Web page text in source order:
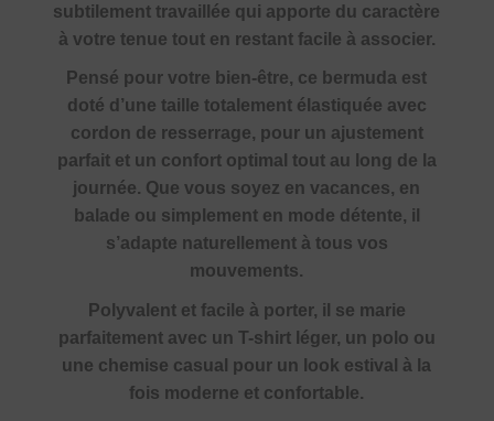
subtilement travaillée qui apporte du caractère
à votre tenue tout en restant facile à associer.
Pensé pour votre bien-être, ce bermuda est
doté d’une taille totalement élastiquée avec
cordon de resserrage, pour un ajustement
parfait et un confort optimal tout au long de la
journée. Que vous soyez en vacances, en
balade ou simplement en mode détente, il
s’adapte naturellement à tous vos
mouvements.
Polyvalent et facile à porter, il se marie
parfaitement avec un T-shirt léger, un polo ou
une chemise casual pour un look estival à la
fois moderne et confortable.